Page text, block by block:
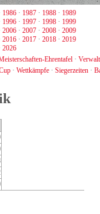
1986 · 1987 · 1988 · 1989
1996 · 1997 · 1998 · 1999
2006 · 2007 · 2008 · 2009
2016 · 2017 · 2018 · 2019
2026
Ehrentafel ·
· Wettkämpfe · Siegerzeiten ·